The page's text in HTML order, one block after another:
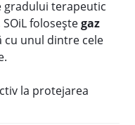
terapeutic
foloseștegaz
cu unul dintre cele
la protejarea